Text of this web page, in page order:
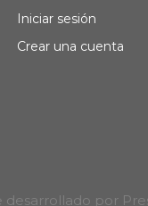
Iniciar sesión
Crear una cuenta
por